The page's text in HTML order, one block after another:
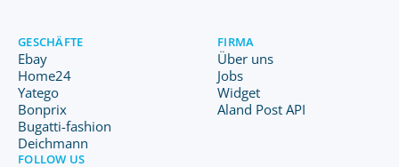
GESCHÄFTE
Ebay
Home24
Yatego
Bonprix
Bugatti-fashion
Deichmann
FIRMA
Über uns
Jobs
Widget
Aland Post API
FOLLOW US